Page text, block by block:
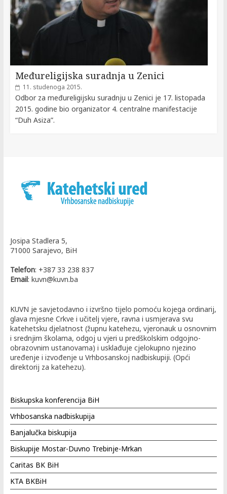
Međureligijska suradnja u Zenici
11. studenoga 2015.
Odbor za međureligijsku suradnju u Zenici je 17. listopada
2015. godine bio organizator 4. centralne manifestacije
“Duh Asiza”.
Josipa Stadlera 5,
71000 Sarajevo, BiH
Telefon: +387 33 238 837
Email: kuvn@kuvn.ba
KUVN je savjetodavno i izvršno tijelo pomoću kojega ordinarij,
glava mjesne Crkve i učitelj vjere, ravna i usmjerava svu
katehetsku djelatnost (župnu katehezu, vjeronauk u osnovnim
i srednjim školama, odgoj u vjeri u predškolskim odgojno-
obrazovnim ustanovama) i usklađuje cjelokupno njezino
uređenje i izvođenje u Vrhbosanskoj nadbiskupiji. (Opći
direktorij za katehezu).
Biskupska konferencija BiH
Vrhbosanska nadbiskupija
Banjalučka biskupija
Biskupije Mostar-Duvno Trebinje-Mrkan
Caritas BK BiH
KTA BKBiH